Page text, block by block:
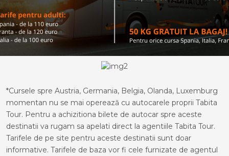
*Cursele spre Austria, Germania, Belgia, Olanda, Luxemburg
momentan nu se mai operează cu autocarele proprii Tabita
Tour. Pentru a achizitiona bilete de autocar spre aceste
destinatii va rugam sa apelati direct la agentiile Tabita Tour.
Tarifele de pe site pentru aceste destinatii sunt doar
informative. Tarifele de baza vor fi cele furnizate de agentul